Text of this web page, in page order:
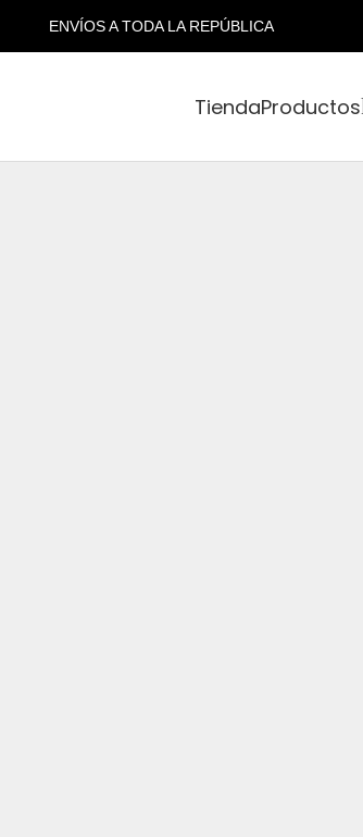
ENVÍOS A TODA LA REPÚBLICA
TiendaProductos